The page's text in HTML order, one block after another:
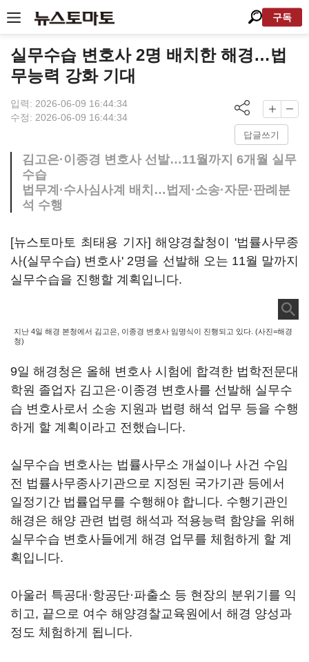
구독
실무수습 변호사 2명 배치한 해경…법
무능력 강화 기대
입력: 2026-06-09 16:44:34
수정: 2026-06-09 16:44:34
답글쓰기
김고은·이종경 변호사 선발…11월까지 6개월 실무
수습
법무계·수사심사계 배치…법제·소송·자문·판례분
석 수행
[뉴스토마토 최태용 기자] 해양경찰청이 '법률사무종
사(실무수습) 변호사' 2명을 선발해 오는 11월 말까지
실무수습을 진행할 계획입니다.
지난 4일 해경 본청에서 김고은, 이종경 변호사 임명식이 진행되고 있다. (사진=해경
청)
9일 해경청은 올해 변호사 시험에 합격한 법학전문대
학원 졸업자 김고은·이종경 변호사를 선발해 실무수
습 변호사로서 소송 지원과 법령 해석 업무 등을 수행
하게 할 계획이라고 전했습니다.
실무수습 변호사는 법률사무소 개설이나 사건 수임
전 법률사무종사기관으로 지정된 국가기관 등에서
일정기간 법률업무를 수행해야 합니다. 수행기관인
해경은 해양 관련 법령 해석과 적용능력 함양을 위해
실무수습 변호사들에게 해경 업무를 체험하게 할 계
획입니다.
아울러 특공대·항공단·파출소 등 현장의 분위기를 익
히고, 끝으로 여수 해양경찰교육원에서 해경 양성과
정도 체험하게 됩니다.